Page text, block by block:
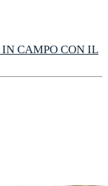
IN CAMPO CON IL